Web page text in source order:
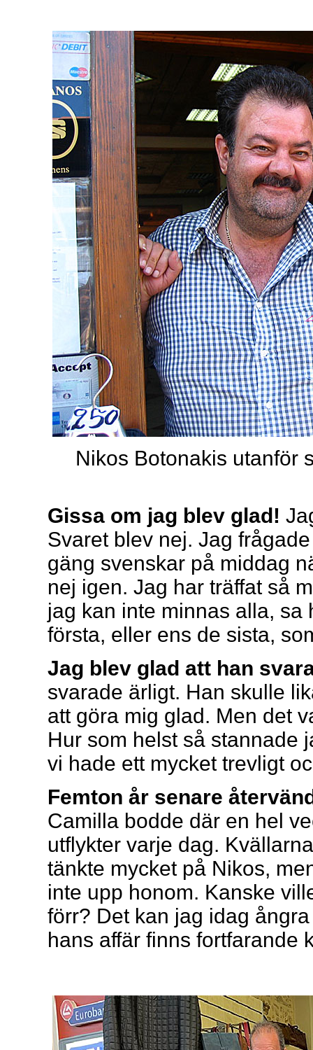
Nikos Botonakis utanför
Gissa om jag blev glad!
Svaret blev nej. Jag
gäng svenskar på middag
nej igen. Jag har träffat så
jag kan inte minnas alla, sa
första, eller ens de sista,
Jag blev glad att han
svarade ärligt. Han skulle
att göra mig glad. Men det
Hur som helst så stannade
vi hade ett mycket trevligt
Femton år senare
Camilla bodde där en hel
utflykter varje dag.
tänkte mycket på Nikos,
inte upp honom. Kanske
förr? Det kan jag idag
hans affär finns fortfarande